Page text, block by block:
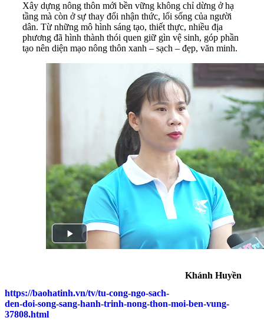
Xây dựng nông thôn mới bền vững không chỉ dừng ở hạ
tầng mà còn ở sự thay đổi nhận thức, lối sống của người
dân. Từ những mô hình sáng tạo, thiết thực, nhiều địa
phương đã hình thành thói quen giữ gìn vệ sinh, góp phần
tạo nên diện mạo nông thôn xanh – sạch – đẹp, văn minh.
Khánh Huyền
https://baohatinh.vn/tv/tu-cong-ngo-sach-
den-doi-song-sang-hanh-trinh-nong-thon-moi-ben-vung-
37808.html